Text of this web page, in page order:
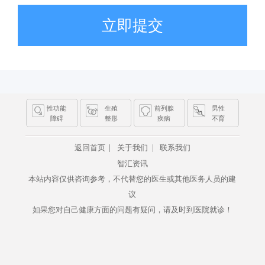
立即提交
性功能
障碍
生殖
整形
前列腺
疾病
男性
不育
返回首页 | 关于我们 |
联系我们
智汇资讯
本站内容仅供咨询参考，不代替您的医生或其他医务人员的建
议
如果您对自己健康方面的问题有疑问，请及时到医院就诊！